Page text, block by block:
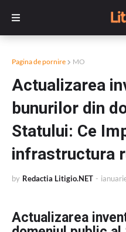
Pagina de pornire MO
Actualizarea
bunurilor din
Statului: Ce
infrastructura
by Redactia Litigio.NET -
Actualizarea